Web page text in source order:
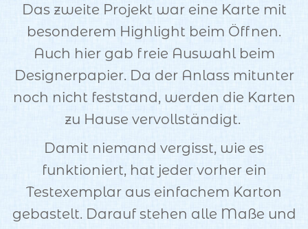
Das zweite Projekt war eine Karte mit
besonderem Highlight beim Öffnen.
Auch hier gab freie Auswahl beim
Designerpapier. Da der Anlass mitunter
noch nicht feststand, werden die Karten
zu Hause vervollständigt.
Damit niemand vergisst, wie es
funktioniert, hat jeder vorher ein
Testexemplar aus einfachem Karton
gebastelt. Darauf stehen alle Maße und